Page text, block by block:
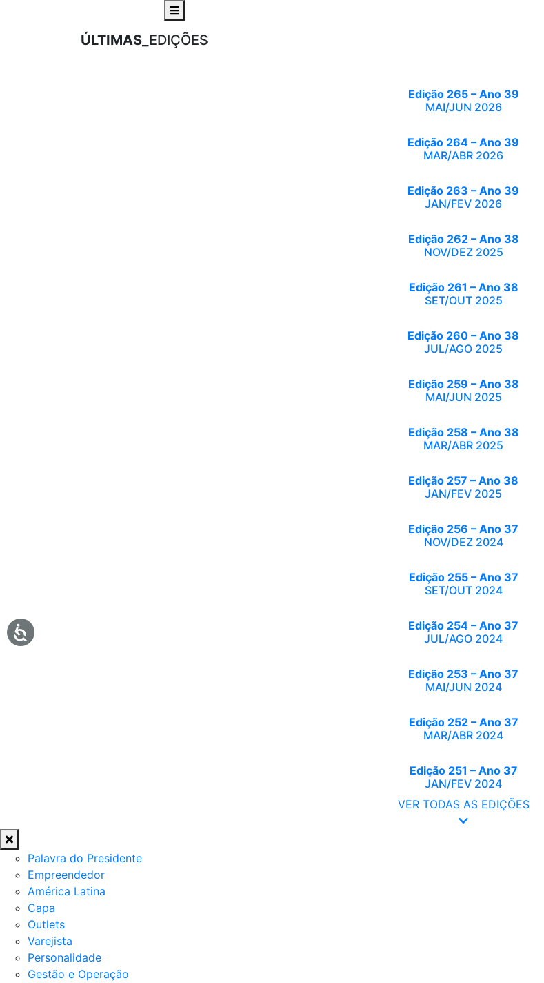
ÚLTIMAS_ EDIÇÕES
Edição 265 – Ano 39
MAI/JUN 2026
Edição 264 – Ano 39
MAR/ABR 2026
Edição 263 – Ano 39
JAN/FEV 2026
Edição 262 – Ano 38
NOV/DEZ 2025
Edição 261 – Ano 38
SET/OUT 2025
Edição 260 – Ano 38
JUL/AGO 2025
Edição 259 – Ano 38
MAI/JUN 2025
Edição 258 – Ano 38
MAR/ABR 2025
Edição 257 – Ano 38
JAN/FEV 2025
Edição 256 – Ano 37
NOV/DEZ 2024
Edição 255 – Ano 37
SET/OUT 2024
Edição 254 – Ano 37
JUL/AGO 2024
Edição 253 – Ano 37
MAI/JUN 2024
Edição 252 – Ano 37
MAR/ABR 2024
Edição 251 – Ano 37
JAN/FEV 2024
VER TODAS AS EDIÇÕES
Palavra do Presidente
Empreendedor
América Latina
Capa
Outlets
Varejista
Personalidade
Gestão e Operação